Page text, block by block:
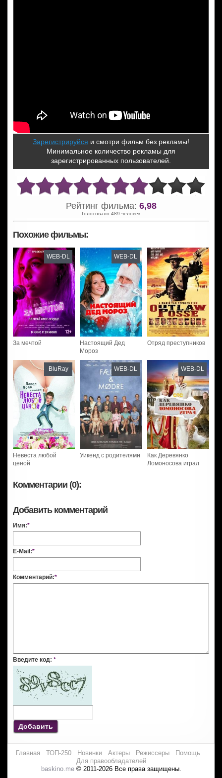
Зарегистрируйся и смотри фильм без рекламы!
Минимальное количество рекламы для
зарегистрированных пользователей.
Рейтинг фильма: 6,98
Голосовало 489 человек
Похожие фильмы:
За мечтой
WEB-DL
Настоящий Дед
Мороз
WEB-DL
Отряд преступников
Невеста любой
ценой
BluRay
Уикенд с родителями
WEB-DL
Как Деревянко
Ломоносова играл
WEB-DL
Комментарии (0):
Добавить комментарий
Имя:*
E-Mail:*
Комментарий:*
Введите код: *
Добавить
Главная ТОП-250 Новинки Актеры Режиссеры
Помощь
Для правообладателей
baskino.me© 2011-2026 Все права защищены.